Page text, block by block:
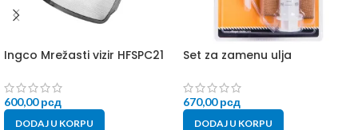
Ingco Mrežasti vizir HFSPC21
600,00рсд
DODAJ U KORPU
Set za zamenu ulja
670,00рсд
DODAJ U KORPU